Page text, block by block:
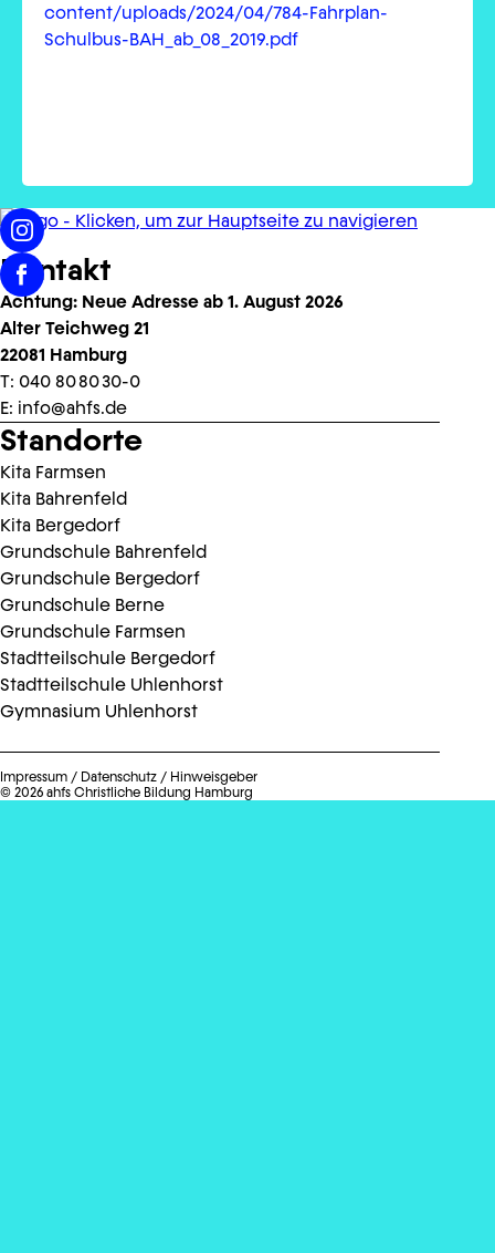
content/uploads/2024/04/784-Fahrplan-
Schulbus-BAH_ab_08_2019.pdf
Kontakt
Achtung: Neue Adresse ab 1. August 2026
Alter Teichweg 21
22081 Hamburg
T: 040 80 80 30-0
E: info@ahfs.de
Standorte
Kita Farmsen
Kita Bahrenfeld
Kita Bergedorf
Grundschule Bahrenfeld
Grundschule Bergedorf
Grundschule Berne
Grundschule Farmsen
Stadtteilschule Bergedorf
Stadtteilschule Uhlenhorst
Gymnasium Uhlenhorst
© 2026 ahfs Christliche Bildung Hamburg
Impressum / Datenschutz / Hinweisgeber